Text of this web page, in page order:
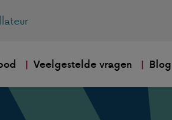
Veelgestelde vragen Blog